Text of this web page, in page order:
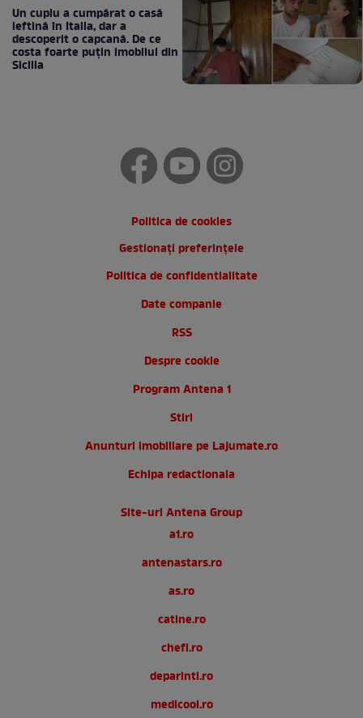
Un cuplu a cumpărat o casă
ieftină în Italia, dar a
descoperit o capcană. De ce
costa foarte puțin imobilul din
Sicilia
Politica de cookies
Gestionați preferințele
Politica de confidentialitate
Date companie
RSS
Despre cookie
Program Antena 1
Stiri
Anunturi imobiliare pe Lajumate.ro
Echipa redactionala
Site-uri Antena Group
a1.ro
antenastars.ro
as.ro
catine.ro
chefi.ro
deparinti.ro
medicool.ro